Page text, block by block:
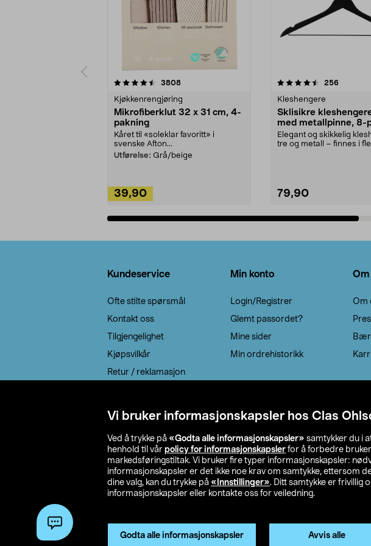
Vi bruker informasjonskapsler hos Clas
Ved å trykke på «Godta alle informasjonskapsler» samtykker du i
henhold til vår policy for informasjonskapsler for å forbedre
markedsføringstiltak. Vi bruker fire typer informasjonskapsler:
informasjonskapsler er det ikke noe krav om samtykke, ettersom
dine valg, kan du trykke på «Innstillinger». Ditt samtykke er frivillig
informasjonskapsler eller kontakte oss for veiledning.
Godta alle informasjonskapsler Avvis alle
3808anmeldelser
Kjøkkenrengjøring
Mikrofiberklut 32 x 31 cm, 4-
pakning
Kåret til «soleklar favoritt» i
svenske Afton...
Utførelse: Grå/beige
39,90
4.5av 5 stjerner 256
Kleshengere
Sklisikre
med metallpinne, 8-
Elegant og skikkelig
tre og metall – finnes i
79,90
4.5av 5 stjerner
Kundeservice
Ofte stilte spørsmål
Kontakt oss
Tilgjengelighet
Kjøpsvilkår
Retur / reklamasjon
Min konto
Login/Registrer
Glemt passordet?
Mine sider
Min ordrehistorikk
Om
Om